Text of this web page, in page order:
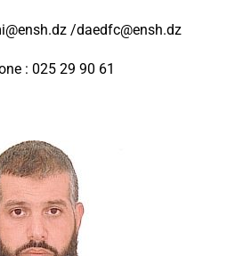
/daedfc@ensh.dz
: 025 29 90 61